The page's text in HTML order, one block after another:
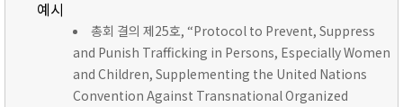
예시
총회 결의 제25호, “Protocol to Prevent, Suppress
and Punish Trafficking in Persons, Especially Women
and Children, Supplementing the United Nations
Convention Against Transnational Organized